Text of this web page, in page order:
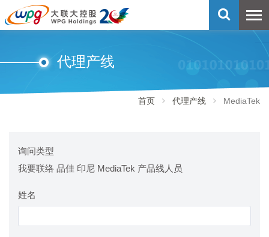
代理产线
首页 代理产线 MediaTek
询问类型
我要联络 品佳 印尼 MediaTek 产品线人员
姓名